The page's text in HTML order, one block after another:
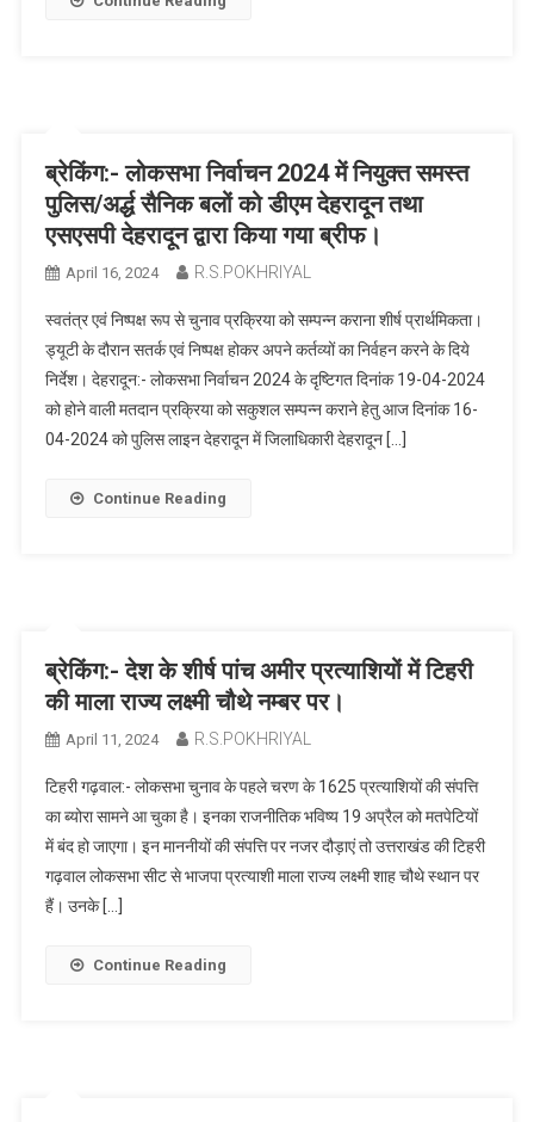
ब्रेकिंग:- लोकसभा निर्वाचन 2024 में नियुक्त समस्त
पुलिस/अर्द्ध सैनिक बलों को डीएम देहरादून तथा
एसएसपी देहरादून द्वारा किया गया ब्रीफ।
April 16, 2024 R.S.POKHRIYAL
स्वतंत्र एवं निष्पक्ष रूप से चुनाव प्रक्रिया को सम्पन्न कराना शीर्ष प्रार्थमिकता।
ड्यूटी के दौरान सतर्क एवं निष्पक्ष होकर अपने कर्तव्यों का निर्वहन करने के दिये
निर्देश। देहरादून:- लोकसभा निर्वाचन 2024 के दृष्टिगत दिनांक 19-04-2024
को होने वाली मतदान प्रक्रिया को सकुशल सम्पन्न कराने हेतु आज दिनांक 16-
04-2024 को पुलिस लाइन देहरादून में जिलाधिकारी देहरादून […]
Continue Reading
ब्रेकिंग:- देश के शीर्ष पांच अमीर प्रत्याशियों में टिहरी
की माला राज्य लक्ष्मी चौथे नम्बर पर।
April 11, 2024 R.S.POKHRIYAL
टिहरी गढ़वाल:- लोकसभा चुनाव के पहले चरण के 1625 प्रत्याशियों की संपत्ति
का ब्योरा सामने आ चुका है। इनका राजनीतिक भविष्य 19 अप्रैल को मतपेटियों
में बंद हो जाएगा। इन माननीयों की संपत्ति पर नजर दौड़ाएं तो उत्तराखंड की टिहरी
गढ़वाल लोकसभा सीट से भाजपा प्रत्याशी माला राज्य लक्ष्मी शाह चौथे स्थान पर
हैं। उनके […]
Continue Reading